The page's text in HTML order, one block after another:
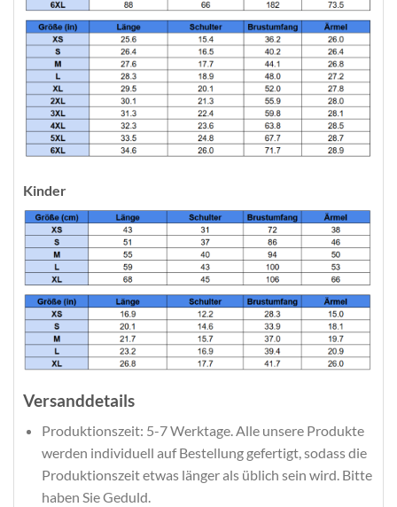
Kinder
Versanddetails
Produktionszeit: 5-7 Werktage. Alle unsere Produkte
werden individuell auf Bestellung gefertigt, sodass die
Produktionszeit etwas länger als üblich sein wird. Bitte
haben Sie Geduld.